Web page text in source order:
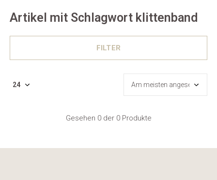
Artikel mit Schlagwort klittenband
FILTER
Gesehen 0 der 0 Produkte